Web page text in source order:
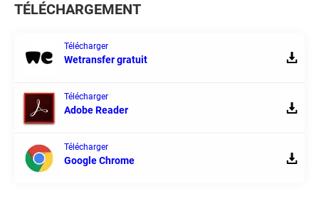
TÉLÉCHARGEMENT
Télécharger
Wetransfer gratuit
Télécharger
Adobe Reader
Télécharger
Google Chrome